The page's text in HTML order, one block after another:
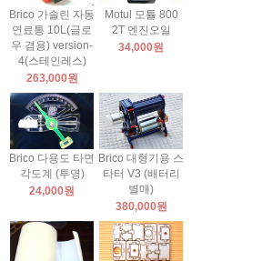
Brico 가솔린 자동
연료통 10L(글로
우 겸용) version-
4(스테인레스)
263,000원
Motul 모튤 800
2T 엔진오일
34,000원
Brico 다용도 타면
각도계 (투명)
24,000원
Brico 대형기용 스
타터 V3 (배터리
별매)
380,000원